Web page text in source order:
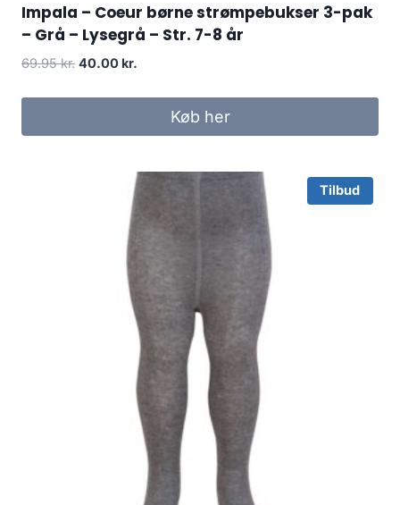
Impala – Coeur børne strømpebukser 3-pak
– Grå – Lysegrå – Str. 7-8 år
69.95kr. Original
40.00 kr.
40.00 kr..Køb her
Tilbud